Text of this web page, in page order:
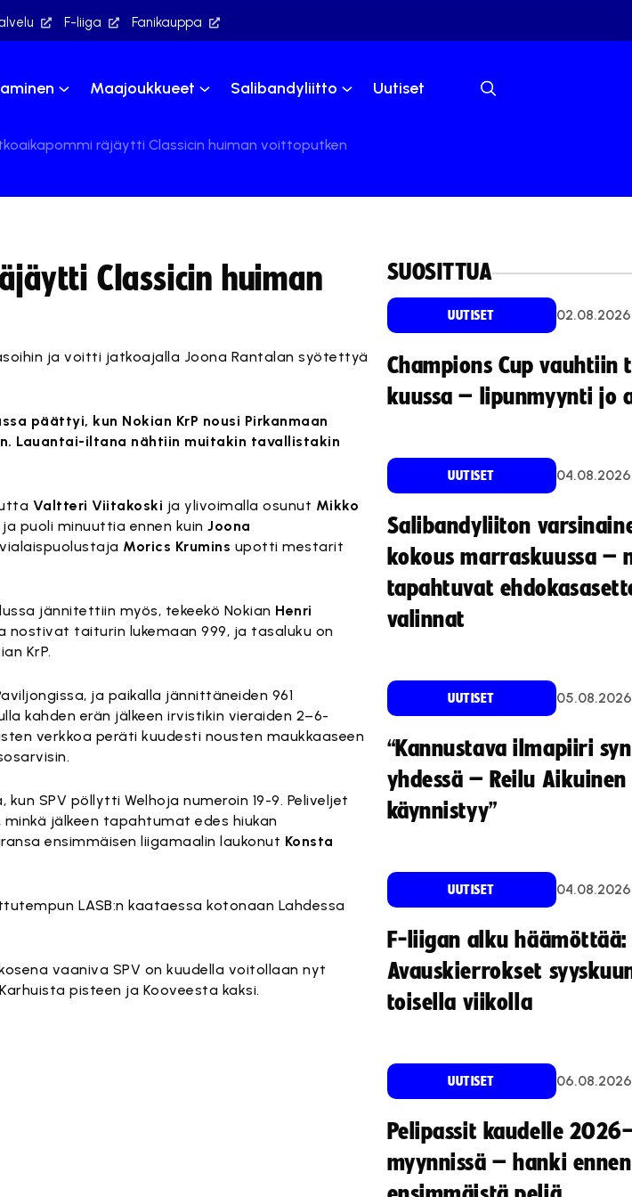
F-liiga Fanikauppa
Maajoukkueet Salibandyliitto Uutiset
räjäytti Classicin huiman voittoputken
Classicin huiman
ja voitti jatkoajalla Joona Rantalan syötettyä
päättyi, kun Nokian KrP nousi Pirkanmaan
Lauantai-iltana nähtiin muitakin tavallistakin
Valtteri Viitakoski ja ylivoimalla osunut Mikko
puoli minuuttia ennen kuinJoona
Morics Krumins upotti mestarit
jännitettiin myös, tekeekö Nokian Henri
nostivat taiturin lukemaan 999, ja tasaluku on
KrP.
ja paikalla jännittäneiden 961
kahden erän jälkeen irvistikin vieraiden 2–6-
verkkoa peräti kuudesti nousten maukkaaseen
SPV pöllytti Welhoja numeroin 19-9. Peliveljet
jälkeen tapahtumat edes hiukan
ensimmäisen liigamaalin laukonut Konsta
LASB:n kaataessa kotonaan Lahdessa
vaaniva SPV on kuudella voitollaan nyt
pisteen ja Kooveesta kaksi.
SUOSITTUA
UUTISET 02.08.2026
Champions Cup vauhtiin
kuussa – lipunmyynti jo
UUTISET 04.08.2026
Salibandyliiton
kokous marraskuussa –
tapahtuvat
valinnat
UUTISET 05.08.2026
“Kannustava ilmapiiri
yhdessä – Reilu
käynnistyy”
UUTISET 04.08.2026
F-liigan alku häämöttää:
Avauskierrokset
toisella viikolla
UUTISET 06.08.2026
Pelipassit kaudelle
myynnissä – hanki ennen